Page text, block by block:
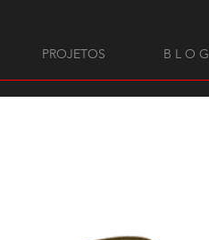
PROJETOS B L O G